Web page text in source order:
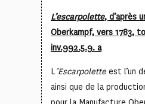
L’escarpolette, d’après
Oberkampf, vers 1783,
inv.992.5.9. a
L’Escarpolette est l’un
ainsi que de la